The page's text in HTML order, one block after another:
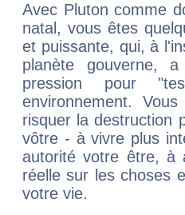
Avec Pluton comme
natal, vous êtes
et puissante, qui, à
planète gouverne,
pression pour
environnement.
risquer la destruction
vôtre - à vivre plus
autorité votre être, à
réelle sur les choses
votre vie.